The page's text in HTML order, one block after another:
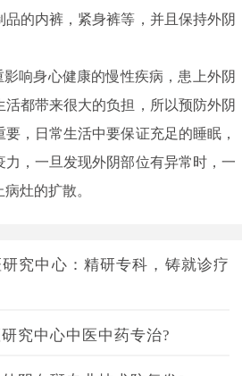
的内裤，紧身裤等，并且保持外阴
响身心健康的慢性疾病，患上外阴
都带来很大的负担，所以预防外阴
，日常生活中要保证充足的睡眠，
力，一旦发现外阴部位有异常时，一
灶的扩散。
究中心：精研专科，铸就诊疗
究中心中医中药专治?